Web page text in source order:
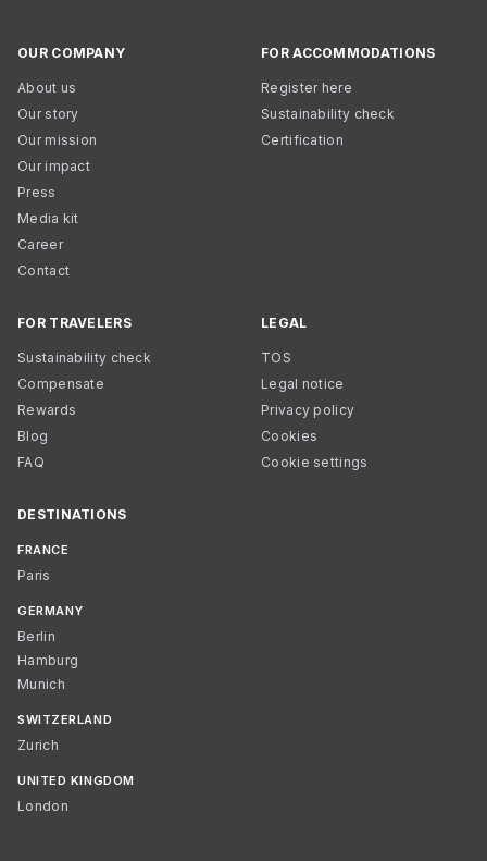
OUR COMPANY
About us
Our story
Our mission
Our impact
Press
Media kit
Career
Contact
FOR ACCOMMODATIONS
Register here
Sustainability check
Certification
FOR TRAVELERS
Sustainability check
Compensate
Rewards
Blog
FAQ
LEGAL
TOS
Legal notice
Privacy policy
Cookies
Cookie settings
DESTINATIONS
FRANCE
Paris
GERMANY
Berlin
Hamburg
Munich
SWITZERLAND
Zurich
UNITED KINGDOM
London